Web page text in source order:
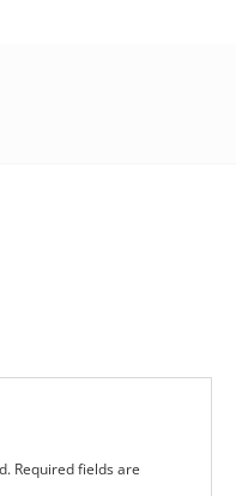
Required fields are